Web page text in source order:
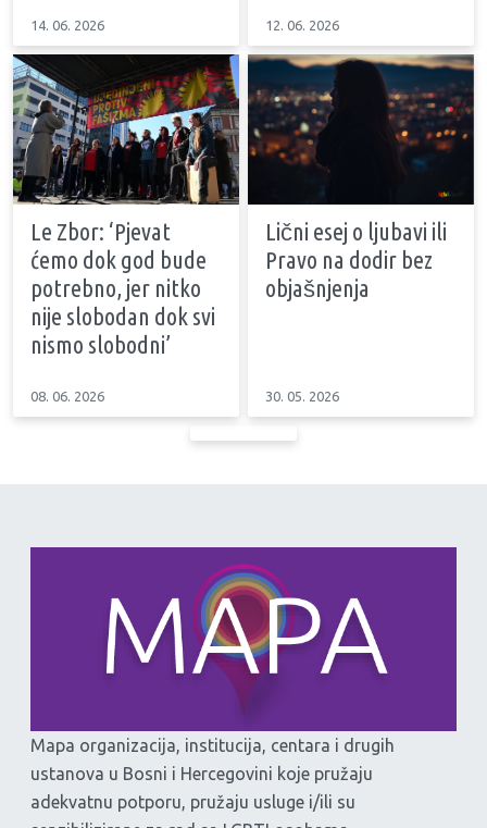
14. 06. 2026 12. 06. 2026
Le Zbor: ‘Pjevat
ćemo dok god bude
potrebno, jer nitko
nije slobodan dok svi
nismo slobodni’
08. 06. 2026
Lični esej o ljubavi ili
Pravo na dodir bez
objašnjenja
30. 05. 2026
Mapa organizacija, institucija, centara i drugih
ustanova u Bosni i Hercegovini koje pružaju
adekvatnu potporu, pružaju usluge i/ili su